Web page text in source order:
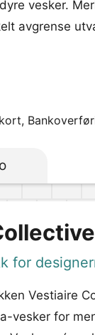
vesker.
avgrense
for
Vestiaire
vesker for